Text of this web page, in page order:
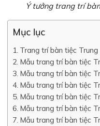
Ý tưởng trang trí
Mục lục
Trang trí bàn tiệc
Mẫu trang trí bàn tiệc
Mẫu trang trí bàn tiệc
Mẫu trang trí bàn tiệc
Mẫu trang trí bàn tiệc
Mẫu trang trí bàn tiệc
Mẫu trang trí bàn tiệc